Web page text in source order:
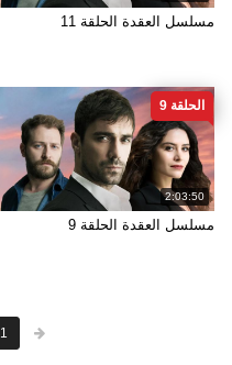
مسلسل العقدة الحلقة 11
2:03:50
الحلقة 9
مسلسل العقدة الحلقة 9
1